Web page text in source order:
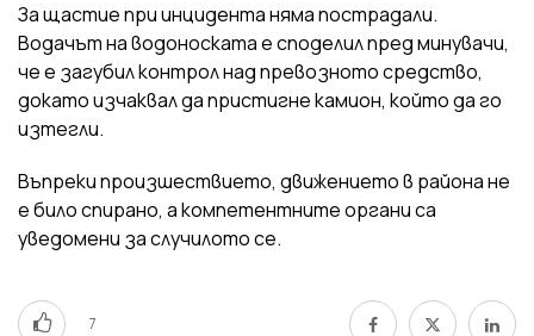
За щастие при инцидента няма пострадали.
Водачът на водоноската е споделил пред минувачи,
че е загубил контрол над превозното средство,
докато изчаквал да пристигне камион, който да го
изтегли.
Въпреки произшествието, движението в района не
е било спирано, а компетентните органи са
уведомени за случилото се.
7